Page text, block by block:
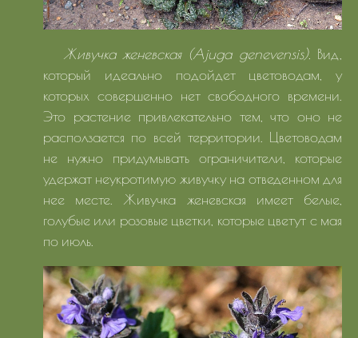
Живучка женевская (Ajuga genevensis). Вид,
который идеально подойдет цветоводам, у
которых совершенно нет свободного времени.
Это растение привлекательно тем, что оно не
расползается по всей территории. Цветоводам
не нужно придумывать ограничители, которые
удержат неукротимую живучку на отведенном для
нее месте. Живучка женевская имеет белые,
голубые или розовые цветки, которые цветут с мая
по июль.